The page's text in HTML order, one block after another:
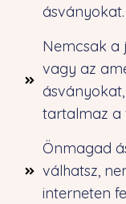
ásványokat.
Nemcsak a
vagy az
tartalmaz a
Önmagad
válhatsz,
interneten